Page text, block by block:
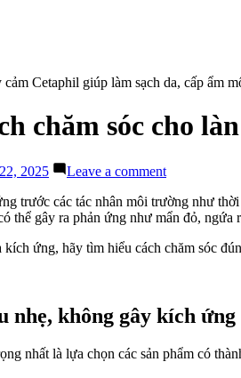
chăm sóc cho
2025 Leave a commenton
mẫn
cảm
cách
làn
này
trước các tác nhân môi trường như
thể gây ra phản ứng như mẩn đỏ, ngứa
ứng, hãy tìm hiểu cách chăm sóc
nhẹ, không gây kích ứng
nhất là lựa chọn các sản phẩm có